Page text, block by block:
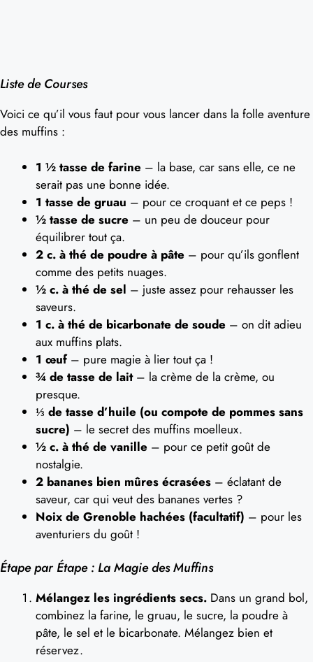
Liste de Courses
Voici ce qu’il vous faut pour vous lancer dans la folle aventure
des muffins :
1 ½ tasse de farine – la base, car sans elle, ce ne
serait pas une bonne idée.
1 tasse de gruau – pour ce croquant et ce peps !
½ tasse de sucre – un peu de douceur pour
équilibrer tout ça.
2 c. à thé de poudre à pâte – pour qu’ils gonflent
comme des petits nuages.
½ c. à thé de sel – juste assez pour rehausser les
saveurs.
1 c. à thé de bicarbonate de soude – on dit adieu
aux muffins plats.
1 œuf– pure magie à lier tout ça !
¾ de tasse de lait– la crème de la crème, ou
presque.
⅓ de tasse d’huile (ou compote de pommes sans
sucre) – le secret des muffins moelleux.
½ c. à thé de vanille – pour ce petit goût de
nostalgie.
2 bananes bien mûres écrasées – éclatant de
saveur, car qui veut des bananes vertes ?
Noix de Grenoble hachées (facultatif) – pour les
aventuriers du goût !
Étape par Étape : La Magie des Muffins
Mélangez les ingrédients secs. Dans un grand bol,
combinez la farine, le gruau, le sucre, la poudre à
pâte, le sel et le bicarbonate. Mélangez bien et
réservez.